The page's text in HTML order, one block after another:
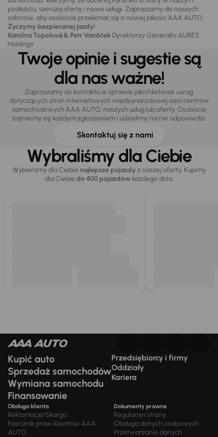
podejściu, szerszą ofertę i nowe usługi. Zapraszamy do naszych
salonów, aby osobiście przekonać się o nowej jakości AAA AUTO.
Życzymy bezpiecznej jazdy!
Karolína Topolová & Petr VaněčekDyrektorzy Generalni AURES
Holdings
Twoje opinie i sugestie są
dla nas ważne!
Zapraszamy do kontaktu w sprawie jakichkolwiek uwag
dotyczących stron internetowych międzynarodowej sieci centrów
samochodowych AAA AUTO, naszych usług lub oferty. Osobiście
zajmiemy się każdym zgłoszeniem i udzielimy na nie odpowiedzi.
Skontaktuj się z nami
Wybraliśmy dla Ciebie
Wybieramy dla Ciebie najlepsze pojazdy z naszej oferty. Kupimy
dla Ciebiedo 400 pojazdówkażdego dnia.
Kupić auto
Sprzedaż samochodów
Wymiana samochodu
Finansowanie
Przedsiębiorcy i firmy
Oddziały
Kariera
Obsługa klienta
Reklamacje/Skarga
Rzecznik praw klientów AAA
AUTO
Dokumenty prawne
Regulamin strony
Obsługa danych osobowych
Przetwarzanie danych